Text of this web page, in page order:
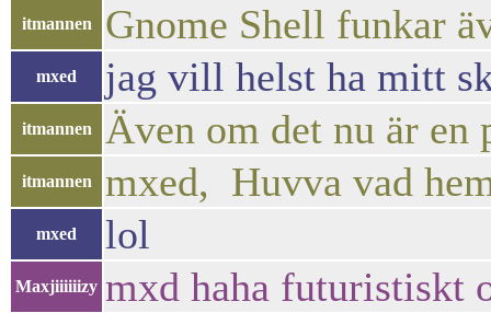
itmannen Gnome Shell funkar
mxed jag vill helst ha mitt
itmannen Även om det nu är en
itmannen mxed, Huvva vad
mxed lol
Maxjiiiiiizy mxd haha futuristiskt